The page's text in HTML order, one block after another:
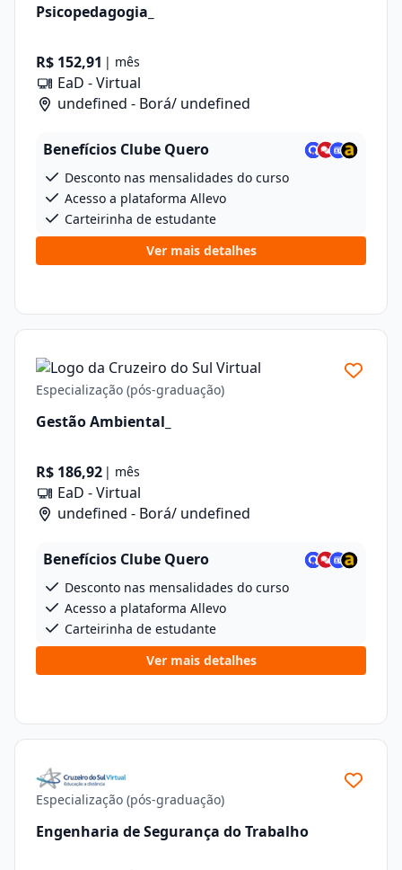
Psicopedagogia_
R$ 152,91 | mês
EaD - Virtual
undefined - Borá/ undefined
Benefícios Clube Quero
Desconto nas mensalidades do curso
Acesso a plataforma Allevo
Carteirinha de estudante
Ver mais detalhes
Especialização (pós-graduação)
Gestão Ambiental_
R$ 186,92 | mês
EaD - Virtual
undefined - Borá/ undefined
Benefícios Clube Quero
Desconto nas mensalidades do curso
Acesso a plataforma Allevo
Carteirinha de estudante
Ver mais detalhes
Especialização (pós-graduação)
Engenharia de Segurança do Trabalho